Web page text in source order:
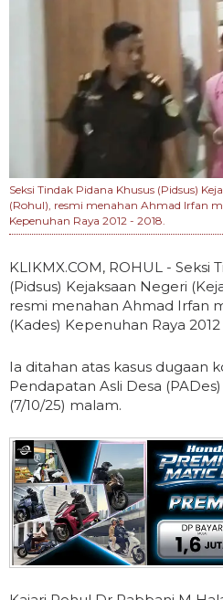
Seksi Tindak Pidana Khusus (Pidsus)
(Rohul), resmi menahan Ahmad Irfan
Kepenuhan Raya 2012 - 2018.
KLIKMX.COM, ROHUL - Seksi
(Pidsus) Kejaksaan Negeri
resmi menahan Ahmad Irfan
(Kades) Kepenuhan Raya 2012
Ia ditahan atas kasus dugaan
Pendapatan Asli Desa
(7/10/25) malam.